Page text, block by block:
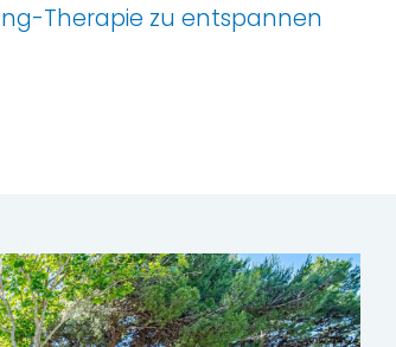
Therapie zu entspannen